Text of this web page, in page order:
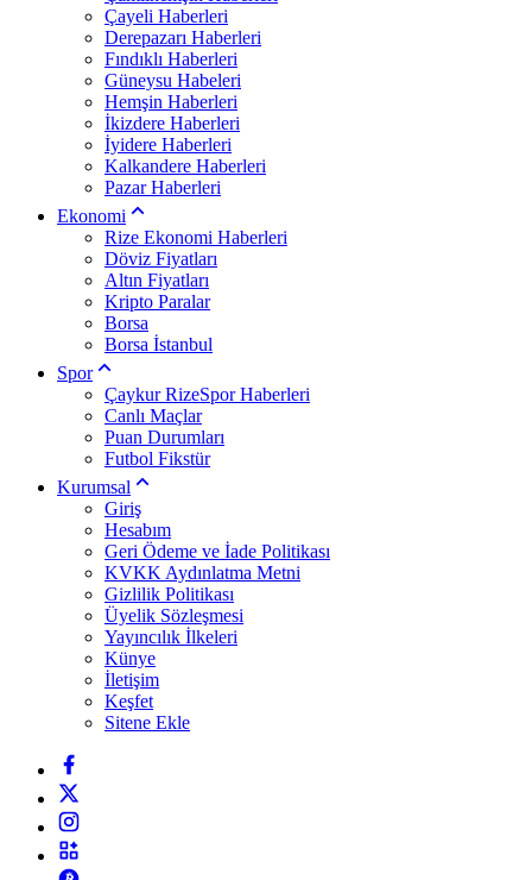
Çayeli Haberleri
Derepazarı Haberleri
Fındıklı Haberleri
Güneysu Habeleri
Hemşin Haberleri
İkizdere Haberleri
İyidere Haberleri
Kalkandere Haberleri
Pazar Haberleri
Ekonomi
Rize Ekonomi Haberleri
Döviz Fiyatları
Altın Fiyatları
Kripto Paralar
Borsa
Borsa İstanbul
Spor
Çaykur RizeSpor Haberleri
Canlı Maçlar
Puan Durumları
Futbol Fikstür
Kurumsal
Giriş
Hesabım
Geri Ödeme ve İade Politikası
KVKK Aydınlatma Metni
Gizlilik Politikası
Üyelik Sözleşmesi
Yayıncılık İlkeleri
Künye
İletişim
Keşfet
Sitene Ekle